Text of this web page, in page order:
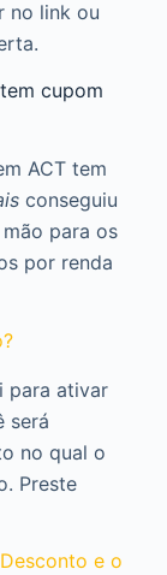
no link ou
cupom
ACT tem
conseguiu
para os
por renda
para ativar
será
no qual o
Preste
e o